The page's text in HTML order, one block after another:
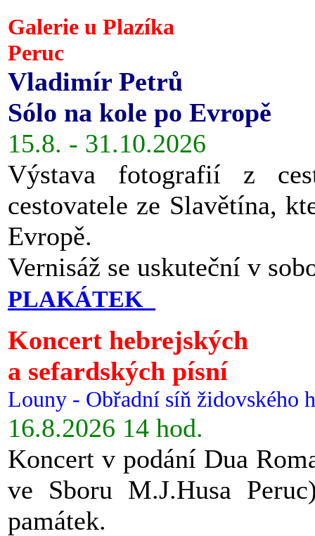
Galerie u Plazíka
Peruc
Vladimír Petrů
Sólo na kole po Evropě
15.8. - 31.10.2026
Výstava fotografií z
cestovatele ze Slavětína,
Evropě.
Vernisáž se uskuteční v
PLAKÁTEK
Koncert hebrejských
a sefardských písní
Louny - Obřadní síň židovského
16.8.2026 14 hod.
Koncert v podání Dua
ve Sboru M.J.Husa
památek.